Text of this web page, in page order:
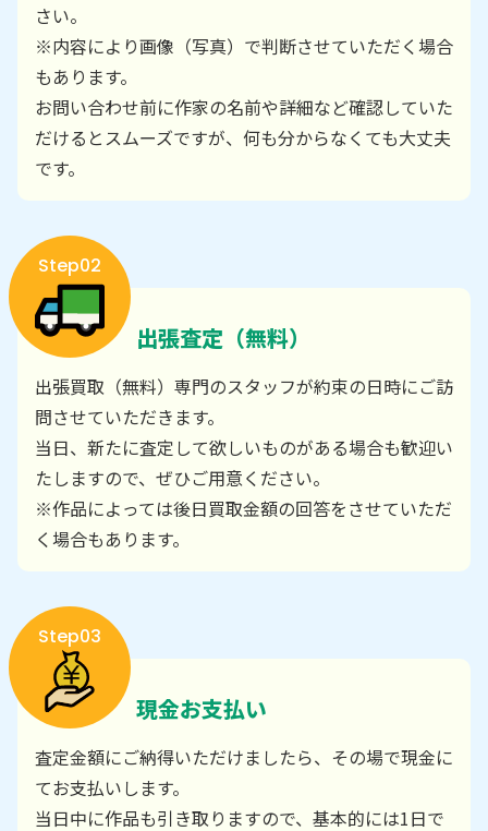
さい。
※内容により画像（写真）で判断させていただく場合
もあります。
お問い合わせ前に作家の名前や詳細など確認していた
だけるとスムーズですが、何も分からなくても大丈夫
です。
Step02
出張査定（無料）
出張買取（無料）専門のスタッフが約束の日時にご訪
問させていただきます。
当日、新たに査定して欲しいものがある場合も歓迎い
たしますので、ぜひご用意ください。
※作品によっては後日買取金額の回答をさせていただ
く場合もあります。
Step03
現金お支払い
査定金額にご納得いただけましたら、その場で現金に
てお支払いします。
当日中に作品も引き取りますので、基本的には1日で